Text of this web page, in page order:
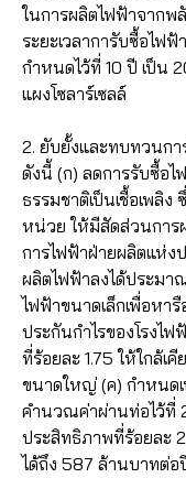
ในการผลิตไฟฟ้าจากพ
ระยะเวลาการับซื้อไฟ
กำหนดไว้ที่ 10 ปี เป็น
แผงโซลาร์เซลล์
2. ยับยั้งและทบทวนกา
ดังนี้ (ก) ลดการรับซื้อไ
ธรรมชาติเป็นเชื้อเพลิ
หน่วย ให้มีสัดส่วนการ
การไฟฟ้าฝ่ายผลิตแห่ง
ผลิตไฟฟ้าลงได้ประมา
ไฟฟ้าขนาดเล็กเพื่อหา
ประกันกำไรของโรงไ
ที่ร้อยละ 1.75 ให้ใกล้เ
ขนาดใหญ่ (ค) กำหนด
คำนวณค่าผ่านท่อไว้ที่
ประสิทธิภาพที่ร้อยละ
ได้ถึง 587 ล้านบาทต่อ